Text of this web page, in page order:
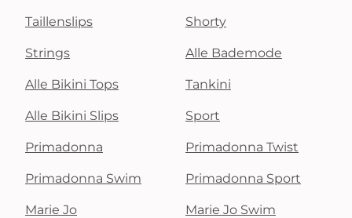
Taillenslips Shorty
Strings Alle Bademode
Alle Bikini Tops Tankini
Alle Bikini Slips Sport
Primadonna Primadonna Twist
Primadonna Swim Primadonna Sport
Marie Jo Marie Jo Swim